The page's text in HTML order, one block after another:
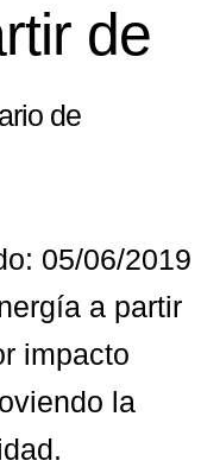
de
de
05/06/2019
a partir
impacto
la